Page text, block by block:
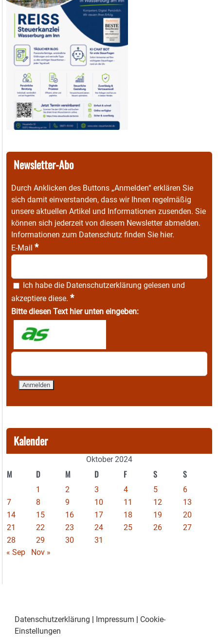
Newsletter-Abo
Durch Anklicken des Buttons „Anmelden“ erklären Sie
sich damit einverstanden, dass wir Ihnen regelmäßig
unsere aktuellen Artikel und Informationen zusenden. Sie
können sich jederzeit von diesem Newsletter abmelden.
Informationen zum Datenschutz finden Sie hier.
E-Mail *
Ich habe die Datenschutzerklärung gelesen und
akzeptiere diese. *
Bitte diesen Text hier unten eingeben:
Kalender
Oktober 2024
M D M D F S S
1 2 3 4 5
6
7
8 9 10 11 12
13
14
15 16 17 18 19
20
21
22 23 24 25 26
27
28
29 30
31
« Sep
Nov »
Datenschutzerklärung | Impressum | Cookie-
Einstellungen